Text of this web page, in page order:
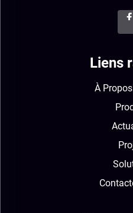
Liens
À